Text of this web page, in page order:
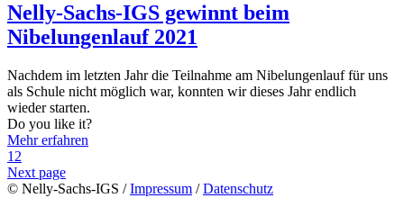
Nelly-Sachs-IGS gewinnt beim
Nibelungenlauf 2021
Nachdem im letzten Jahr die Teilnahme am Nibelungenlauf für uns
als Schule nicht möglich war, konnten wir dieses Jahr endlich
wieder starten.
Do you like it?
Mehr erfahren
1 2
Next page
© Nelly-Sachs-IGS /Impressum /Datenschutz